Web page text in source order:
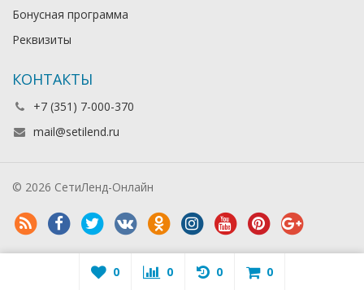
Бонусная программа
Реквизиты
КОНТАКТЫ
+7 (351) 7-000-370
mail@setilend.ru
© 2026 СетиЛенд-Онлайн
0 0 0 0